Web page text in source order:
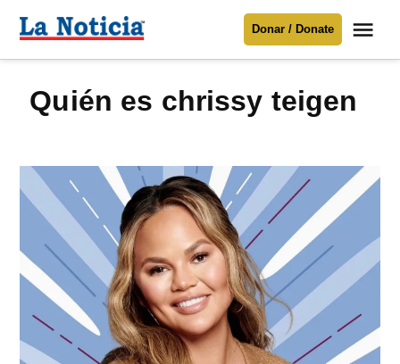
Para mantenerte informado necesitamostu apoyo
contenido
Noticia
Donar / Donate
quién es chrissy teigen